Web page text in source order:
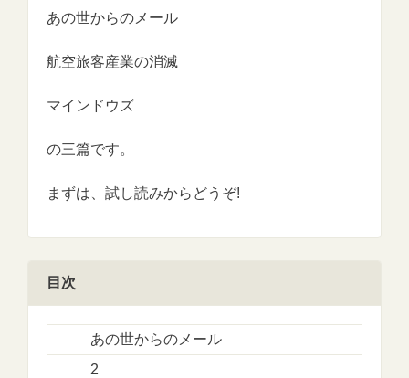
あの世からのメール
航空旅客産業の消滅
マインドウズ
の三篇です。
まずは、試し読みからどうぞ!
目次
あの世からのメール
2